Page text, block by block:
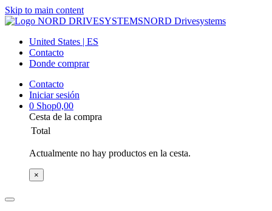
Skip to main content
NORD Drivesystems
United States | ES
Contacto
Donde comprar
Contacto
Iniciar sesión
0 Shop0,00
Cesta de la compra
Total
Actualmente no hay productos en la cesta.
×